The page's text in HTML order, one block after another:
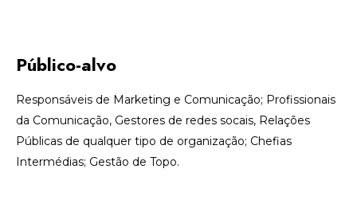
Público-alvo
Responsáveis de Marketing e Comunicação; Profissionais
da Comunicação, Gestores de redes socais, Relações
Públicas de qualquer tipo de organização; Chefias
Intermédias; Gestão de Topo.